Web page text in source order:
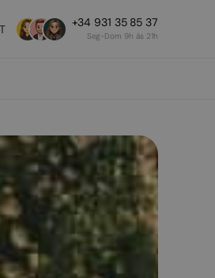
+34 931 35 85 37
Seg-Dom 9h às 21h